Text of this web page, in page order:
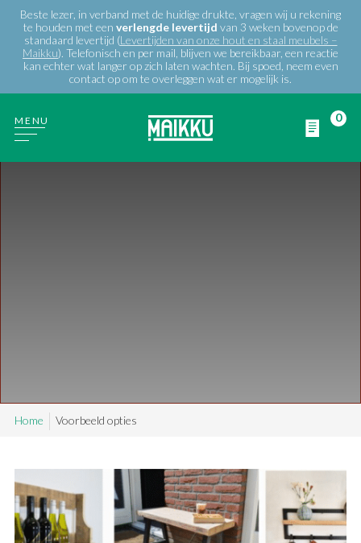
Beste lezer, in verband met de huidige drukte, vragen wij u rekening
te houden met een verlengde levertijd van 3 weken bovenop de
standaard levertijd (Levertijden van onze hout en staal meubels –
Maikku). Telefonisch en per mail, blijven we bereikbaar, een reactie
kan echter wat langer op zich laten wachten. Bij spoed, neem even
contact op om te overleggen wat er mogelijk is.
MENU 0
SAMPLE SALE
Maatwerk aanvragen
Contact
Home Voorbeeld opties